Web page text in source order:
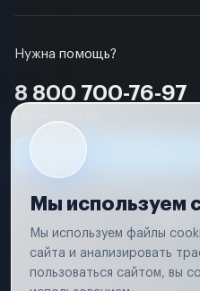
Нужна помощь?
8 800 700-76-97
Условия
Вся информация,
Мы используем
Мы используем файлы
сайта и анализировать
пользоваться сайтом, вы